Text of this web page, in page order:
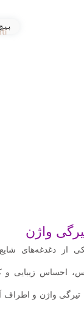
واژن
از دغدغه‌های
احساس زیبایی و
تیرگی واژن و